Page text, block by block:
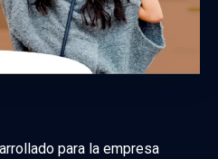
para la empresa